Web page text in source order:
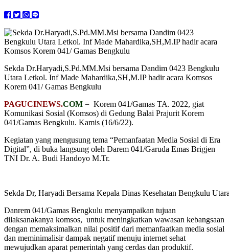
Sekda Dr.Haryadi,S.Pd.MM.Msi bersama Dandim 0423 Bengkulu
Utara Letkol. Inf Made Mahardika,SH,M.IP hadir acara Komsos
Korem 041/ Gamas Bengkulu
PAGUCINEWS.COM = Korem 041/Gamas TA. 2022, giat
Komunikasi Sosial (Komsos) di Gedung Balai Prajurit Korem
041/Gamas Bengkulu. Kamis (16/6/22).
Kegiatan yang mengusung tema “Pemanfaatan Media Sosial di Era
Digital”, di buka langsung oleh Darem 041/Garuda Emas Brigjen
TNI Dr. A. Budi Handoyo M.Tr.
Sekda Dr, Haryadi Bersama Kepala Dinas Kesehatan Bengkulu
Danrem 041/Gamas Bengkulu menyampaikan tujuan
dilaksanakanya komsos, untuk meningkatkan wawasan kebangsaan
dengan memaksimalkan nilai positif dari memanfaatkan media sosial
dan meminimalisir dampak negatif menuju internet sehat
mewujudkan aparat pemerintah yang cerdas dan produktif.